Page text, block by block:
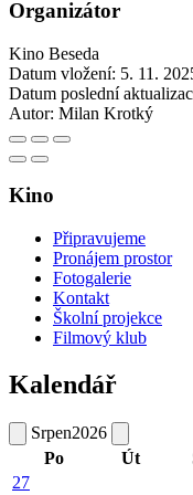
Organizátor
Kino Beseda
Datum vložení: 5. 11.
Datum poslední
Autor: Milan Krotký
Kino
Připravujeme
Pronájem prostor
Fotogalerie
Kontakt
Školní projekce
Filmový klub
Kalendář
Srpen2026
Po
Út
27